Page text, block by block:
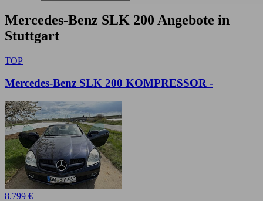
Mercedes-Benz SLK 200 Angebote in
Stuttgart
TOP
Mercedes-Benz SLK 200 KOMPRESSOR -
8.799 €